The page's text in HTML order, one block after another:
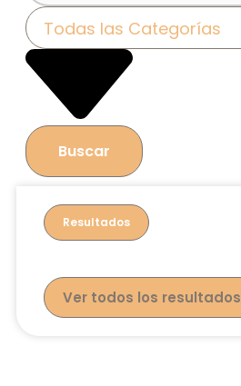
Buscar
Resultados
Ver todos los resultados